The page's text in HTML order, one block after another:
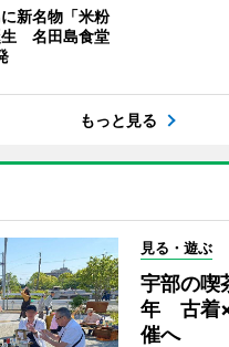
新名物「米粉
生 名田島食堂
もっと見る
見る・遊ぶ
宇部の喫
年 古着×
催へ